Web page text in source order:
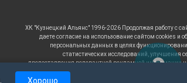
. Хорошо
ХК "Кузнецкий Альянс" 1996-2026 Продолжая работу с
даете согласие на использование сайтом cookies и
персональных данных в целях
статистических исследований, улучшения
предоставления релевантной рекламной информации